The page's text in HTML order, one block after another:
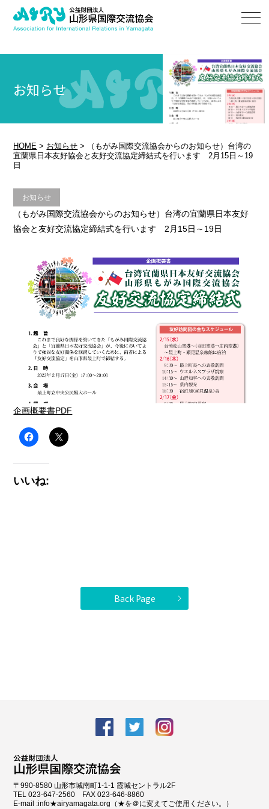
お知らせ
HOME > お知らせ >
（もがみ国際交流協会からのお知らせ）台湾の
宜蘭県日本友好協会と友好交流協定締結式を行います 2月15日～19
日
お知らせ
（もがみ国際交流協会からのお知らせ）台湾の宜蘭県日本友好
協会と友好交流協定締結式を行います 2月15日～19日
企画概要書PDF
いいね:
Back Page
facebook Twitter
〒990-8580 山形市城南町1-1-1 霞城セントラル2F
TEL 023-647-2560 FAX 023-646-8860
E-mail :info★airyamagata.org（★を＠に変えてご使用ください。）